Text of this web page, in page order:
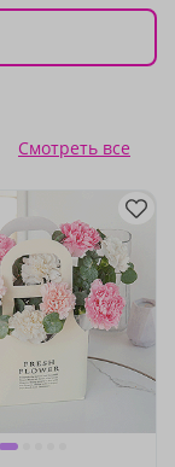
Смотреть все